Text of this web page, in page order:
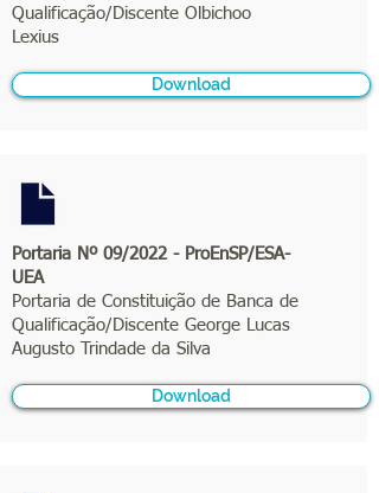
Qualificação/Discente Olbichoo
Lexius
Download
Portaria Nº 09/2022 - ProEnSP/ESA-
UEA
Portaria de Constituição de Banca de
Qualificação/Discente George Lucas
Augusto Trindade da Silva
Download